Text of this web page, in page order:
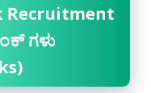
Recruitment
ಗಳು